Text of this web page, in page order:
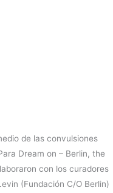
de las convulsiones
Dream on – Berlin, the
con los curadores
(Fundación C/O Berlin)